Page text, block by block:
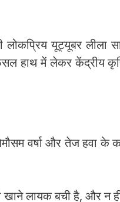
लोकप्रिय यूट्यूबर लीला
हाथ में लेकर केंद्रीय
वर्षा और तेज हवा
लायक बची है, और न